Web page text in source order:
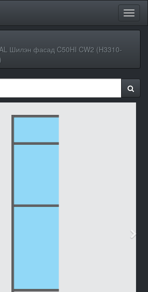
Шилэн фасад C50HI CW2 (H3310-